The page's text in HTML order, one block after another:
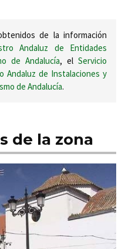
de la información
Andaluz de Entidades
de Andalucía, el Servicio
Andaluz de Instalaciones y
de Andalucía.
de la zona